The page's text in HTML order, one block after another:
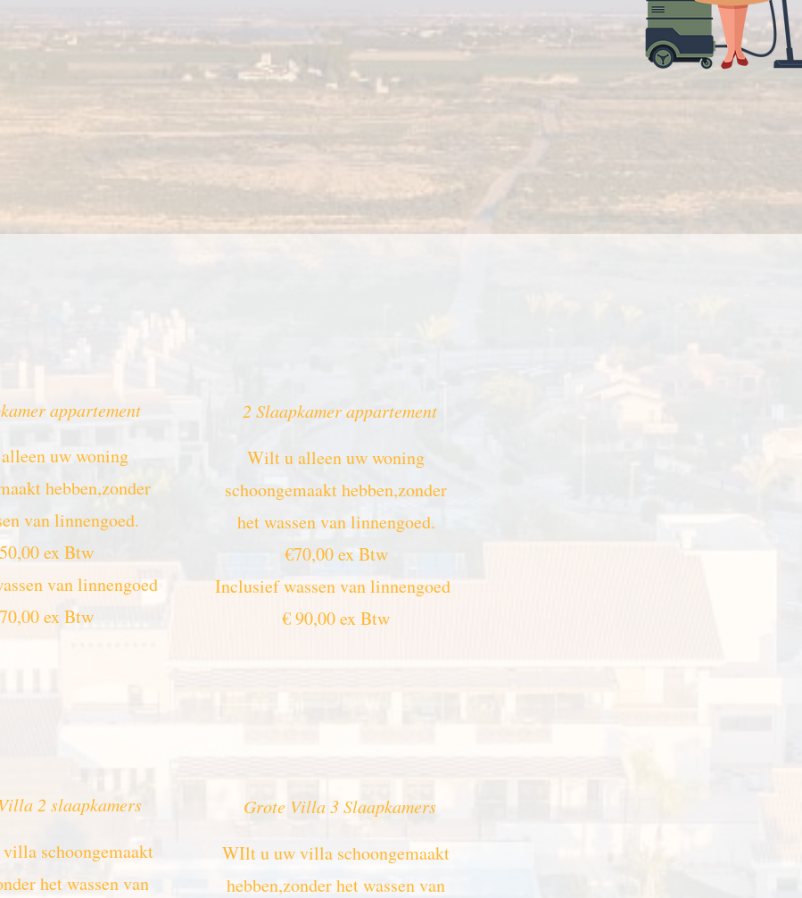
appartement
uw woning
hebben,zonder
van linnengoed.
ex Btw
van linnengoed
ex Btw
2 slaapkamers
schoongemaakt
het wassen van
2 Slaapkamer appartement
Wilt u alleen uw woning
schoongemaakt hebben,zonder
het wassen van linnengoed.
€70,00 ex Btw
Inclusief wassen van linnengoed
€ 90,00 ex Btw
Grote Villa 3 Slaapkamers
WIlt u uw villa schoongemaakt
hebben,zonder het wassen van